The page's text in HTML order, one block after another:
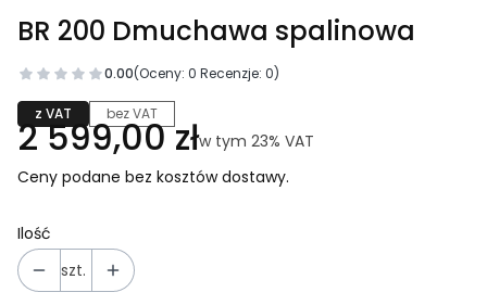
BR 200 Dmuchawa spalinowa
0.00(Oceny: 0 Recenzje: 0)
z VAT bez VAT
Cena
2 599,00 złw tym 23% VAT
w tym 23% VAT
Ceny podane bez kosztów dostawy.
Ilość
szt.